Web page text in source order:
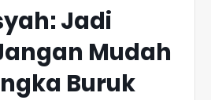
Jadi
Mudah
Buruk